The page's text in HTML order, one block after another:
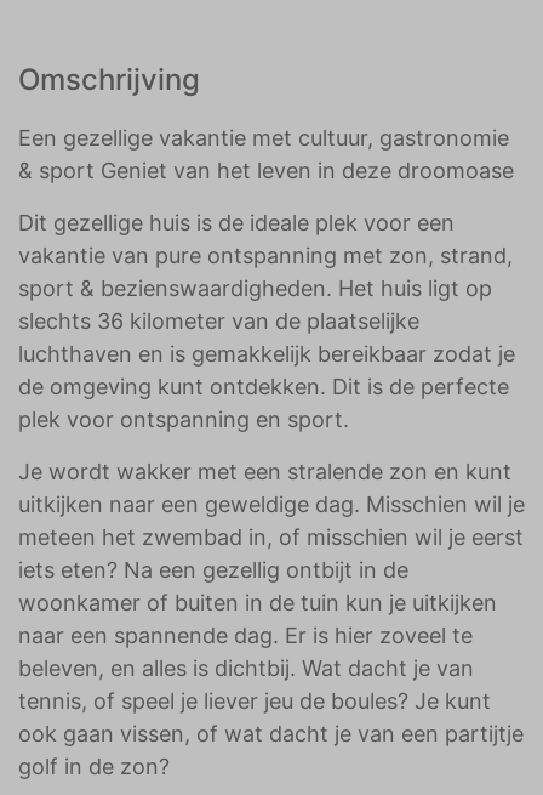
Omschrijving
Een gezellige vakantie met cultuur, gastronomie
& sport Geniet van het leven in deze droomoase
Dit gezellige huis is de ideale plek voor een
vakantie van pure ontspanning met zon, strand,
sport & bezienswaardigheden. Het huis ligt op
slechts 36 kilometer van de plaatselijke
luchthaven en is gemakkelijk bereikbaar zodat je
de omgeving kunt ontdekken. Dit is de perfecte
plek voor ontspanning en sport.
Je wordt wakker met een stralende zon en kunt
uitkijken naar een geweldige dag. Misschien wil je
meteen het zwembad in, of misschien wil je eerst
iets eten? Na een gezellig ontbijt in de
woonkamer of buiten in de tuin kun je uitkijken
naar een spannende dag. Er is hier zoveel te
beleven, en alles is dichtbij. Wat dacht je van
tennis, of speel je liever jeu de boules? Je kunt
ook gaan vissen, of wat dacht je van een partijtje
golf in de zon?